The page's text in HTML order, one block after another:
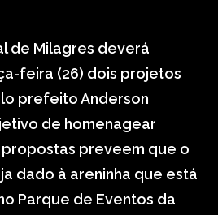
de Milagres deverá
feira (26) dois projetos
prefeito Anderson
de homenagear
propostas preveem que o
dado à areninha que está
Parque de Eventos da